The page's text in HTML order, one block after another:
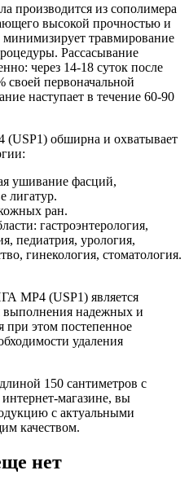
производится из сополимера
высокой прочностью и
травмирование
Рассасывание
через 14-18 суток после
своей первоначальной
наступает в течение 60-90
обширна и охватывает
ушивание фасций,
лигатур.
ран.
гастроэнтерология,
педиатрия, урология,
гинекология, стоматология.
MP4 (USP1) является
выполнения надежных и
при этом постепенное
удаления
150 сантиметров с
магазине, вы
с актуальными
качеством.
нет